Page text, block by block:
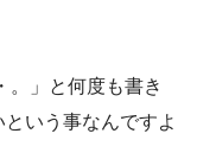
。」と何度も書き
いう事なんですよ